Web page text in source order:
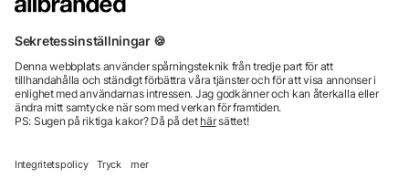
enbart till företag, institutioner, föreningar och